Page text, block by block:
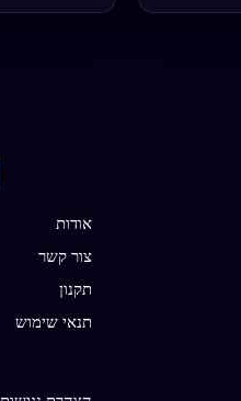
אודות
צור קשר
תקנון
תנאי שימוש